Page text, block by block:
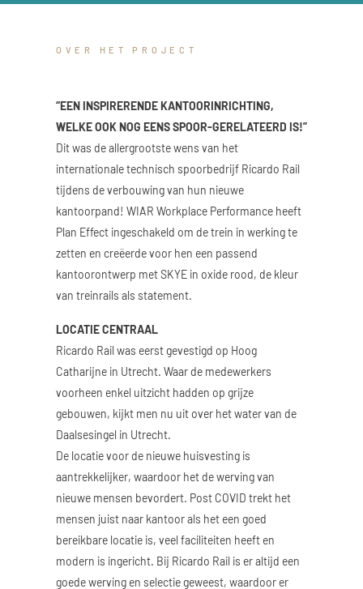
OVER HET PROJECT
“EEN INSPIRERENDE KANTOORINRICHTING,
WELKE OOK NOG EENS SPOOR-GERELATEERD IS!”
Dit was de allergrootste wens van het
internationale technisch spoorbedrijf Ricardo Rail
tijdens de verbouwing van hun nieuwe
kantoorpand! WIAR Workplace Performance heeft
Plan Effect ingeschakeld om de trein in werking te
zetten en creëerde voor hen een passend
kantoorontwerp met SKYE in oxide rood, de kleur
van treinrails als statement.
LOCATIE CENTRAAL
Ricardo Rail was eerst gevestigd op Hoog
Catharijne in Utrecht. Waar de medewerkers
voorheen enkel uitzicht hadden op grijze
gebouwen, kijkt men nu uit over het water van de
Daalsesingel in Utrecht.
De locatie voor de nieuwe huisvesting is
aantrekkelijker, waardoor het de werving van
nieuwe mensen bevordert. Post COVID trekt het
mensen juist naar kantoor als het een goed
bereikbare locatie is, veel faciliteiten heeft en
modern is ingericht. Bij Ricardo Rail is er altijd een
goede werving en selectie geweest, waardoor er